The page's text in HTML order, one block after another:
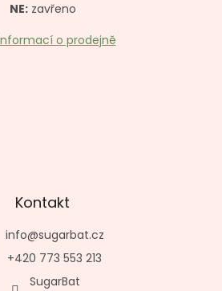
NE:zavřeno
o prodejně
Kontakt
info@sugarbat.cz
+420 773 553 213
SugarBat